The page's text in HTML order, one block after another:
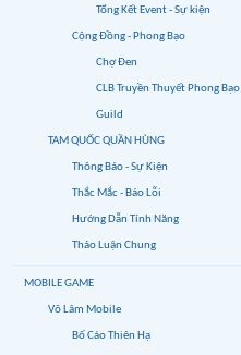
Tổng Kết Event - Sự kiện
Cộng Đồng - Phong Bạo
Chợ Đen
CLB Truyền Thuyết Phong Bạo
Guild
TAM QUỐC QUẦN HÙNG
Thông Báo - Sự Kiện
Thắc Mắc - Báo Lỗi
Hướng Dẫn Tính Năng
Thảo Luận Chung
MOBILE GAME
Võ Lâm Mobile
Bố Cáo Thiên Hạ